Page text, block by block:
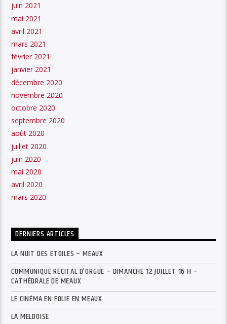
juin 2021
mai 2021
avril 2021
mars 2021
février 2021
janvier 2021
décembre 2020
novembre 2020
octobre 2020
septembre 2020
août 2020
juillet 2020
juin 2020
mai 2020
avril 2020
mars 2020
DERNIERS ARTICLES
LA NUIT DES ÉTOILES – MEAUX
COMMUNIQUÉ RÉCITAL D’ORGUE – DIMANCHE 12 JUILLET 16 H –
CATHÉDRALE DE MEAUX
LE CINÉMA EN FOLIE EN MEAUX
LA MELDOISE